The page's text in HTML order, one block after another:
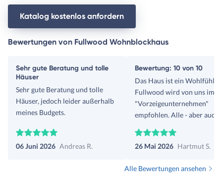
Katalog kostenlos anfordern
Bewertungen von Fullwood Wohnblockhaus
Sehr gute Beratung und tolle
Häuser
Sehr gute Beratung und tolle
Häuser, jedoch leider außerhalb
meines Budgets.
06 Juni 2026 Andreas R.
Bewertung: 10 von 10
Das Haus ist ein
Fullwood wird von uns
"Vorzeigeunternehmen"
empfohlen. Alle - aber auch
eingehalten, und die
Umsetzung/Installation war
unser Dank dafür. Herr Böttcher
26 Mai 2026 Hartmut S.
Alle Bewertungen ansehen